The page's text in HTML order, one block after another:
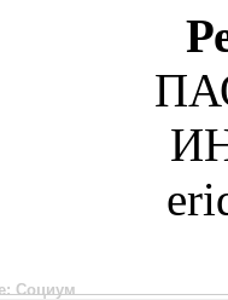
Социум